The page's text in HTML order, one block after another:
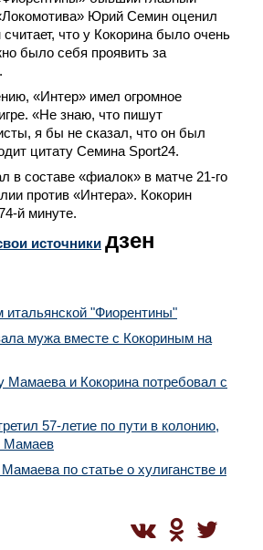
Юрий Семин оценил
что у Кокорина было очень
было себя проявить за
«Интер» имел огромное
«Не знаю, что пишут
я бы не сказал, что он был
цитату Семина Sport24.
в составе «фиалок» в матче 21-го
против «Интера». Кокорин
й минуте.
источники дзен
итальянской "Фиорентины"
мужа вместе с Кокориным на
Мамаева и Кокорина потребовал с
57-летие по пути в колонию,
Мамаев
по статье о хулиганстве и